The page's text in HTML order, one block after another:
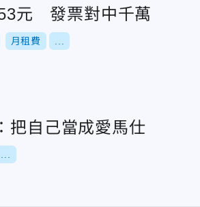
元 發票對中千萬
月租費
把自己當成愛馬仕